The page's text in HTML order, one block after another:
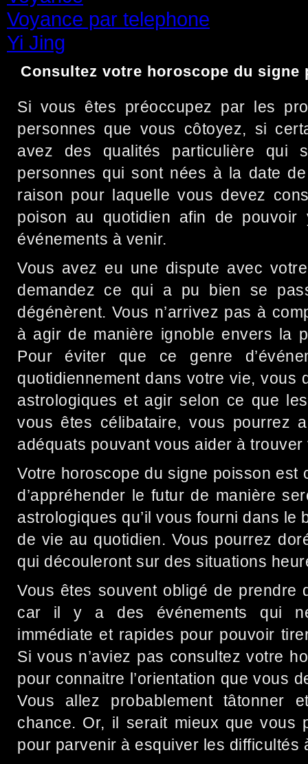
Voyance par telephone
Yi Jing
Consultez votre horoscope du signe
Si vous êtes préoccupez par les
personnes que vous côtoyez, si
avez des qualités particulière qui
personnes qui sont nées à la date
raison pour laquelle vous devez
poison au quotidien afin de
événements à venir.
Vous avez eu une dispute avec
demandez ce qui a pu bien se
dégénèrent. Vous n’arrivez pas à
à agir de manière ignoble envers la
Pour éviter que ce genre
quotidiennement dans votre vie, vous
astrologiques et agir selon ce que
vous êtes célibataire, vous pourrez
adéquats pouvant vous aider à
Votre horoscope du signe poisson est
d’appréhender le futur de manière
astrologiques qu’il vous fourni dans le
de vie au quotidien. Vous pourrez
qui découleront sur des situations
Vous êtes souvent obligé de prendre
car il y a des événements qui
immédiate et rapides pour pouvoir
Si vous n’aviez pas consultez votre
pour connaitre l’orientation que vous
Vous allez probablement tâtonner
chance. Or, il serait mieux que vous
pour parvenir à esquiver les difficultés